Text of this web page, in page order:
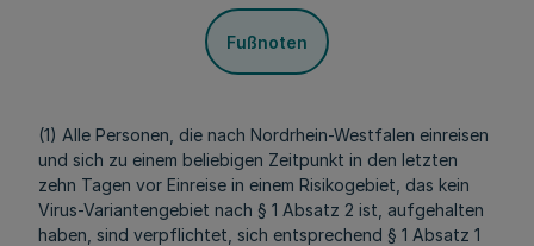
Fußnoten
(1) Alle Personen, die nach Nordrhein-Westfalen einreisen
und sich zu einem beliebigen Zeitpunkt in den letzten
zehn Tagen vor Einreise in einem Risikogebiet, das kein
Virus-Variantengebiet nach § 1 Absatz 2 ist, aufgehalten
haben, sind verpflichtet, sich entsprechend § 1 Absatz 1